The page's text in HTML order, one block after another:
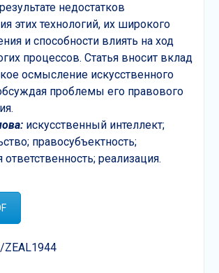
недостатков
этих технологий, их широкого
и способности влиять на ход
процессов. Статья вносит вклад
осмысление искусственного
проблемы его правового
искусственный интеллект;
правосубъектность;
реализация.
ZEAL1944